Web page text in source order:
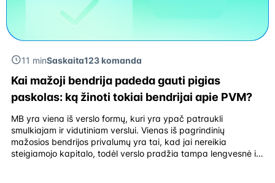
11 minSaskaita123 komanda
Kai mažoji bendrija padeda gauti pigias
paskolas: ką žinoti tokiai bendrijai apie PVM?
MB yra viena iš verslo formų, kuri yra ypač patraukli
smulkiajam ir vidutiniam verslui. Vienas iš pagrindinių
mažosios bendrijos privalumų yra tai, kad jai nereikia
steigiamojo kapitalo, todėl verslo pradžia tampa lengvesnė ir